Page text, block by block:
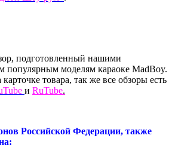
подготовленный нашими
популярным моделям караоке MadBoy.
товара, так же все обзоры есть
и RuTube.
Российской Федерации, также